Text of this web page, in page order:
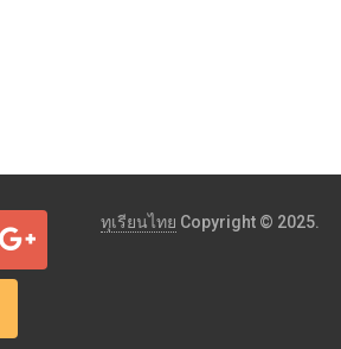
ทุเรียนไทย Copyright © 2025.